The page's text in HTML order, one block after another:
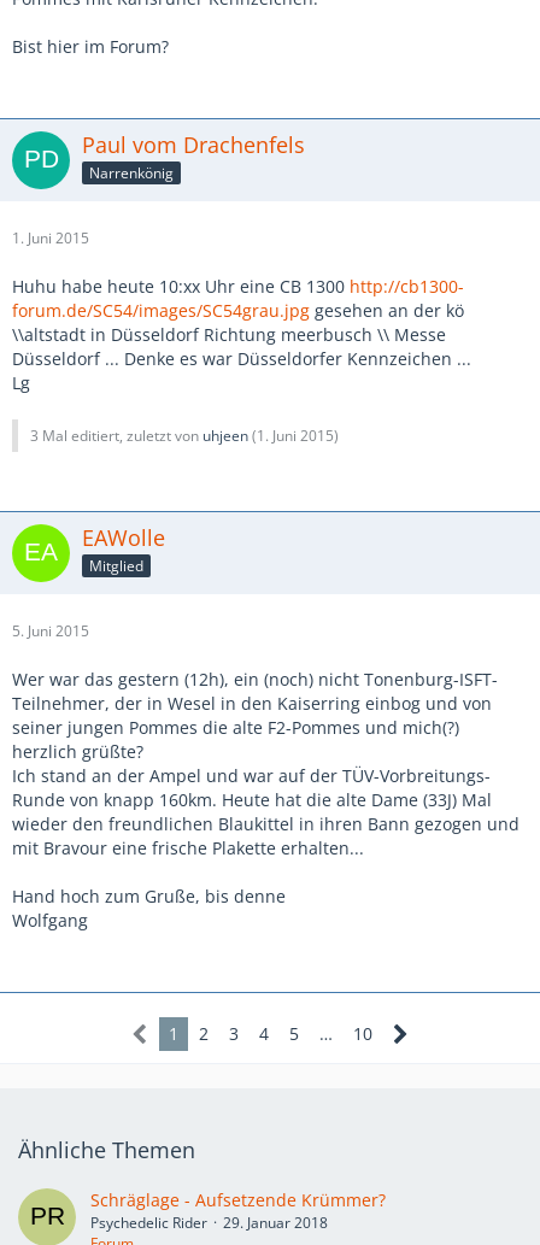
Bist hier im Forum?
Paul vom Drachenfels
Narrenkönig
1. Juni 2015
Huhu habe heute 10:xx Uhr eine CB 1300 http://cb1300-
forum.de/SC54/images/SC54grau.jpg gesehen an der kö
\\altstadt in Düsseldorf Richtung meerbusch \\ Messe
Düsseldorf ... Denke es war Düsseldorfer Kennzeichen ...
Lg
3 Mal editiert, zuletzt von uhjeen(1. Juni 2015)
EAWolle
Mitglied
5. Juni 2015
Wer war das gestern (12h), ein (noch) nicht Tonenburg-ISFT-
Teilnehmer, der in Wesel in den Kaiserring einbog und von
seiner jungen Pommes die alte F2-Pommes und mich(?)
herzlich grüßte?
Ich stand an der Ampel und war auf der TÜV-Vorbreitungs-
Runde von knapp 160km. Heute hat die alte Dame (33J) Mal
wieder den freundlichen Blaukittel in ihren Bann gezogen und
mit Bravour eine frische Plakette erhalten...
Hand hoch zum Gruße, bis denne
Wolfgang
1 2 3 4 5 … 10
Ähnliche Themen
Schräglage - Aufsetzende Krümmer?
Psychedelic Rider
29. Januar 2018